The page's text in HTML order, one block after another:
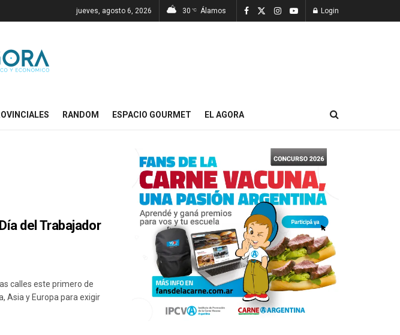
jueves, agosto 6, 2026 30 °C Álamos Login
RANDOM ESPACIO GOURMET EL AGORA
del Trabajador
calles este primero de
Asia y Europa para exigir